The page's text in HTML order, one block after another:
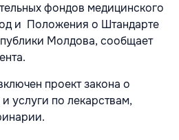
фондов медицинского
и Положения о Штандарте
Молдова, сообщает
проект закона о
услуги по лекарствам,